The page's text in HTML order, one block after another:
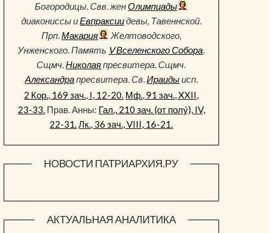
Богородицы. Свв. женОлимпиады
диакониссы иЕвпраксиидевы, Тавеннской.
Прп.Макария
Желтоводского,
Унженского. Память V Вселенского Собора.
Сщмч.Николаяпресвитера. Сщмч.
Александрапресвитера. Св.Ираидыисп.
2 Кор., 169 зач., I, 12-20. Мф., 91 зач., XXII,
23-33.Прав. Анны: Гал., 210 зач. (от полу́), IV,
22-31.Лк., 36 зач., VIII, 16-21.
НОВОСТИ ПАТРИАРХИЯ.РУ
АКТУАЛЬНАЯ АНАЛИТИКА